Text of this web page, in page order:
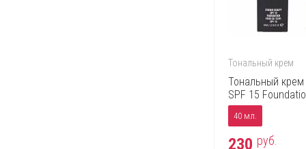
Тональный крем
Тональный крем
SPF 15
40 мл.
230 руб.